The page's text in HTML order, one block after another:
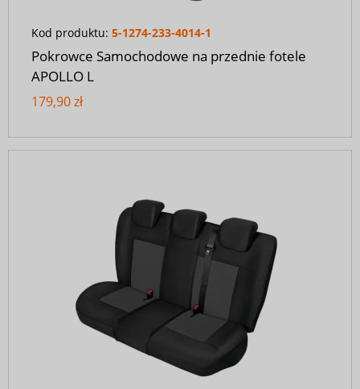
Kod produktu: 5-1274-233-4014-1
Pokrowce Samochodowe na przednie fotele
APOLLO L
179,90 zł